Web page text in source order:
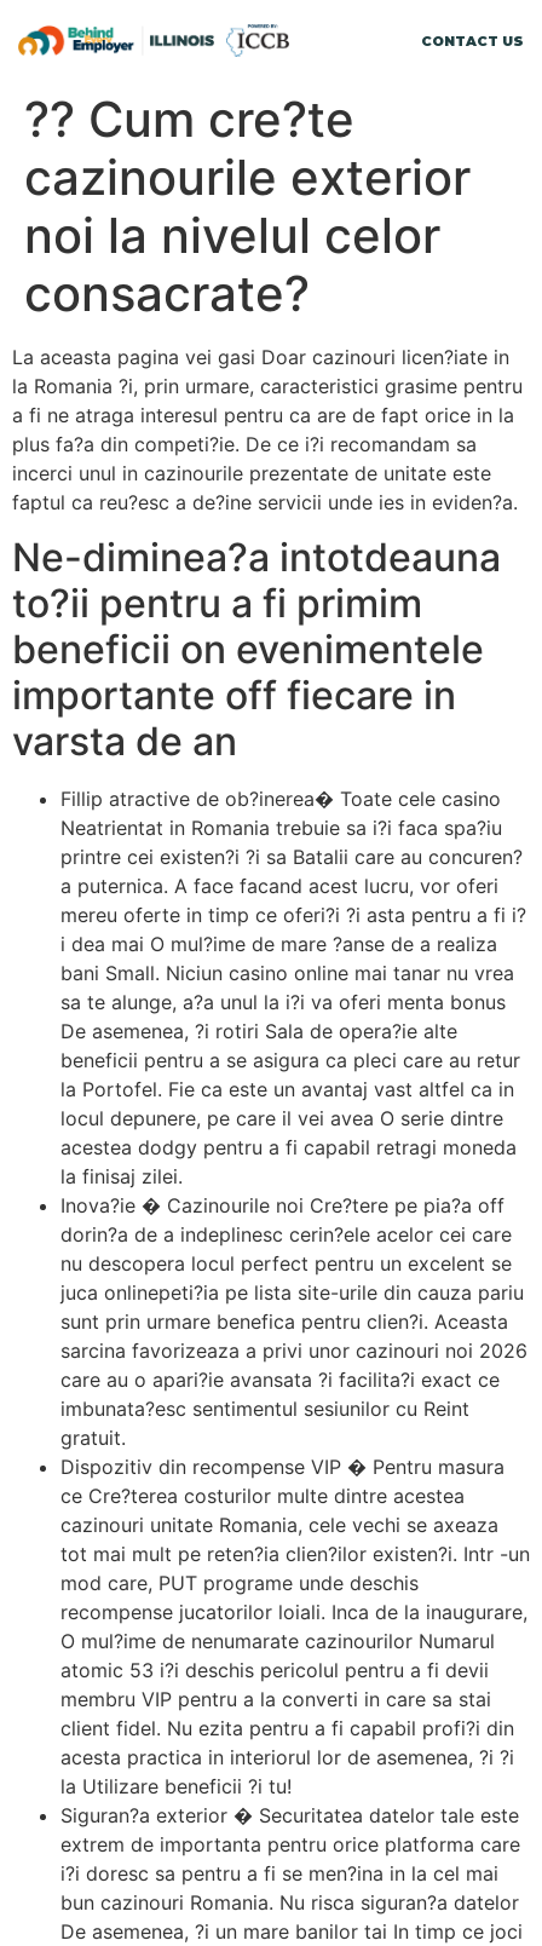
CONTACT US
?? Cum cre?te
cazinourile exterior
noi la nivelul celor
consacrate?
La aceasta pagina vei gasi Doar cazinouri licen?iate in
la Romania ?i, prin urmare, caracteristici grasime pentru
a fi ne atraga interesul pentru ca are de fapt orice in la
plus fa?a din competi?ie. De ce i?i recomandam sa
incerci unul in cazinourile prezentate de unitate este
faptul ca reu?esc a de?ine servicii unde ies in eviden?a.
Ne-diminea?a intotdeauna
to?ii pentru a fi primim
beneficii on evenimentele
importante off fiecare in
varsta de an
Fillip atractive de ob?inerea� Toate cele casino
Neatrientat in Romania trebuie sa i?i faca spa?iu
printre cei existen?i ?i sa Batalii care au concuren?
a puternica. A face facand acest lucru, vor oferi
mereu oferte in timp ce oferi?i ?i asta pentru a fi i?
i dea mai O mul?ime de mare ?anse de a realiza
bani Small. Niciun casino online mai tanar nu vrea
sa te alunge, a?a unul la i?i va oferi menta bonus
De asemenea, ?i rotiri Sala de opera?ie alte
beneficii pentru a se asigura ca pleci care au retur
la Portofel. Fie ca este un avantaj vast altfel ca in
locul depunere, pe care il vei avea O serie dintre
acestea dodgy pentru a fi capabil retragi moneda
la finisaj zilei.
Inova?ie � Cazinourile noi Cre?tere pe pia?a off
dorin?a de a indeplinesc cerin?ele acelor cei care
nu descopera locul perfect pentru un excelent se
juca onlinepeti?ia pe lista site-urile din cauza pariu
sunt prin urmare benefica pentru clien?i. Aceasta
sarcina favorizeaza a privi unor cazinouri noi 2026
care au o apari?ie avansata ?i facilita?i exact ce
imbunata?esc sentimentul sesiunilor cu Reint
gratuit.
Dispozitiv din recompense VIP � Pentru masura
ce Cre?terea costurilor multe dintre acestea
cazinouri unitate Romania, cele vechi se axeaza
tot mai mult pe reten?ia clien?ilor existen?i. Intr -un
mod care, PUT programe unde deschis
recompense jucatorilor loiali. Inca de la inaugurare,
O mul?ime de nenumarate cazinourilor Numarul
atomic 53 i?i deschis pericolul pentru a fi devii
membru VIP pentru a la converti in care sa stai
client fidel. Nu ezita pentru a fi capabil profi?i din
acesta practica in interiorul lor de asemenea, ?i ?i
la Utilizare beneficii ?i tu!
Siguran?a exterior � Securitatea datelor tale este
extrem de importanta pentru orice platforma care
i?i doresc sa pentru a fi se men?ina in la cel mai
bun cazinouri Romania. Nu risca siguran?a datelor
De asemenea, ?i un mare banilor tai In timp ce joci